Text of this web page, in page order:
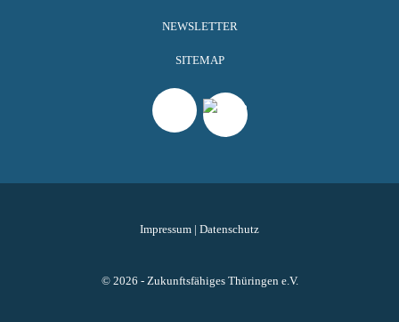
NEWSLETTER
SITEMAP
Impressum | Datenschutz
© 2026 - Zukunftsfähiges Thüringen e.V.